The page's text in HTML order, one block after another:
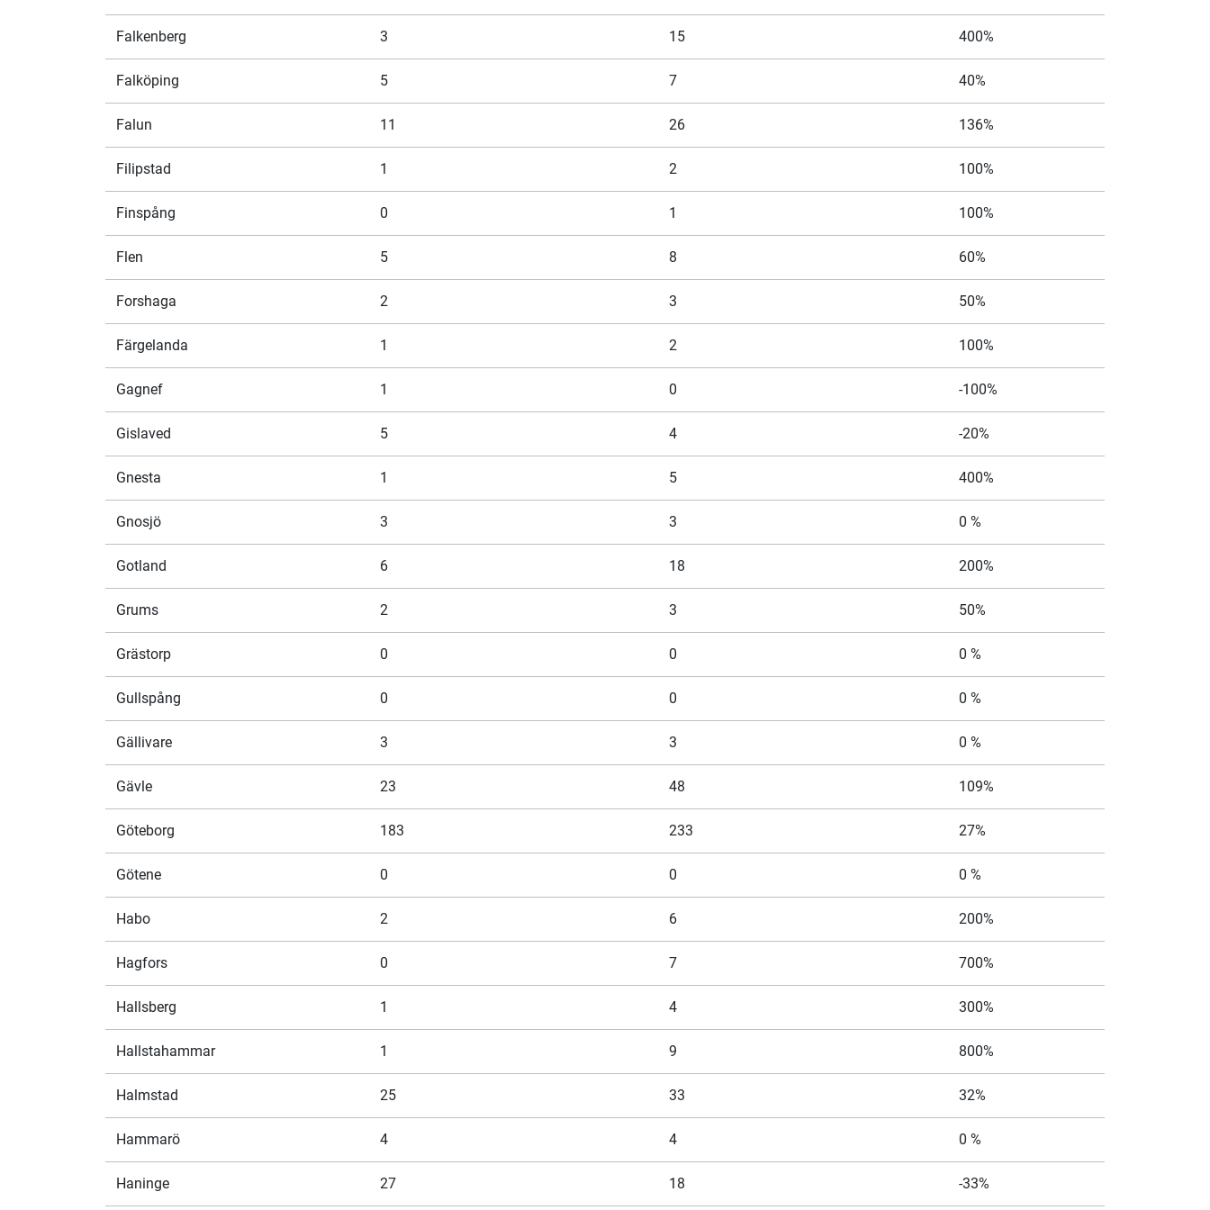
Falkenberg 3 15 400%
Falköping 5 7 40%
Falun 11 26 136%
Filipstad 1 2 100%
Finspång 0 1 100%
Flen 5 8 60%
Forshaga 2 3 50%
Färgelanda 1 2 100%
Gagnef 1 0 -100%
Gislaved 5 4 -20%
Gnesta 1 5 400%
Gnosjö 3 3 0 %
Gotland 6 18 200%
Grums 2 3 50%
Grästorp 0 0 0 %
Gullspång 0 0 0 %
Gällivare 3 3 0 %
Gävle 23 48 109%
Göteborg 183 233 27%
Götene 0 0 0 %
Habo 2 6 200%
Hagfors 0 7 700%
Hallsberg 1 4 300%
Hallstahammar 1 9 800%
Halmstad 25 33 32%
Hammarö 4 4 0 %
Haninge 27 18 -33%